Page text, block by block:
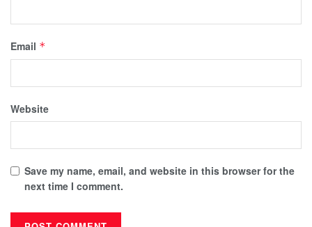
Email *
Website
Save my name, email, and website in this browser for the
next time I comment.